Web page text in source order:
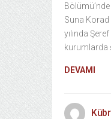
Suna Korad
yılında
kurumlarda
DEVAMI